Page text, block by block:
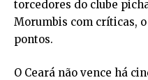
torcedores do clube
Morumbis com críticas,
pontos.
O Ceará não vence há